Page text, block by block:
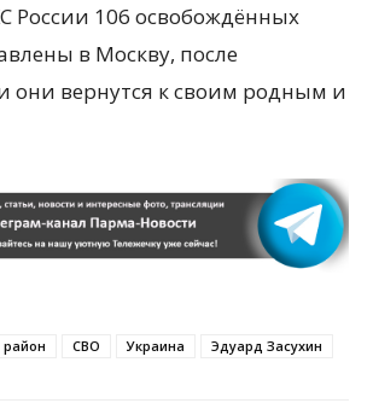
России 106 освобождённых
в Москву, после
они вернутся к своим родным и
район СВО Украина Эдуард Засухин